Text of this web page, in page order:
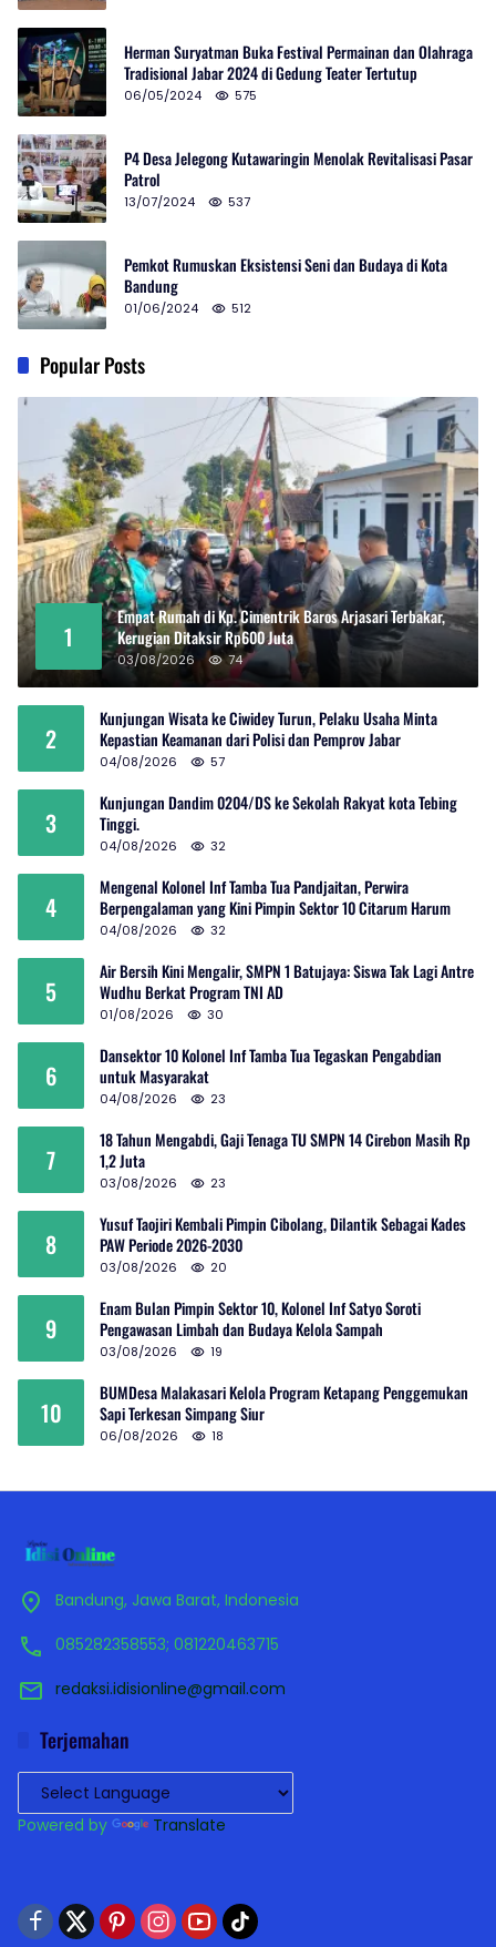
Herman Suryatman Buka Festival Permainan dan Olahraga
Tradisional Jabar 2024 di Gedung Teater Tertutup
06/05/2024 575
P4 Desa Jelegong Kutawaringin Menolak Revitalisasi Pasar
Patrol
13/07/2024 537
Pemkot Rumuskan Eksistensi Seni dan Budaya di Kota
Bandung
01/06/2024 512
Popular Posts
1
Empat Rumah di Kp. Cimentrik Baros Arjasari Terbakar,
Kerugian Ditaksir Rp600 Juta
03/08/2026 74
2
Kunjungan Wisata ke Ciwidey Turun, Pelaku Usaha Minta
Kepastian Keamanan dari Polisi dan Pemprov Jabar
04/08/2026 57
3
Kunjungan Dandim 0204/DS ke Sekolah Rakyat kota Tebing
Tinggi.
04/08/2026 32
4
Mengenal Kolonel Inf Tamba Tua Pandjaitan, Perwira
Berpengalaman yang Kini Pimpin Sektor 10 Citarum Harum
04/08/2026 32
5
Air Bersih Kini Mengalir, SMPN 1 Batujaya: Siswa Tak Lagi Antre
Wudhu Berkat Program TNI AD
01/08/2026 30
6
Dansektor 10 Kolonel Inf Tamba Tua Tegaskan Pengabdian
untuk Masyarakat
04/08/2026 23
7
18 Tahun Mengabdi, Gaji Tenaga TU SMPN 14 Cirebon Masih Rp
1,2 Juta
03/08/2026 23
8
Yusuf Taojiri Kembali Pimpin Cibolang, Dilantik Sebagai Kades
PAW Periode 2026-2030
03/08/2026 20
9
Enam Bulan Pimpin Sektor 10, Kolonel Inf Satyo Soroti
Pengawasan Limbah dan Budaya Kelola Sampah
03/08/2026 19
10
BUMDesa Malakasari Kelola Program Ketapang Penggemukan
Sapi Terkesan Simpang Siur
06/08/2026 18
Bandung, Jawa Barat, Indonesia
085282358553; 081220463715
redaksi.idisionline@gmail.com
Terjemahan
Powered by Translate